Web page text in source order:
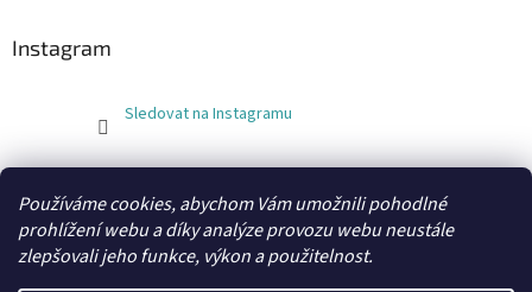
Používáme cookies, abychom Vám umožnili pohodlné
prohlížení webu a díky analýze provozu webu neustále
zlepšovali jeho funkce, výkon a použitelnost.
Instagram
Sledovat na Instagramu